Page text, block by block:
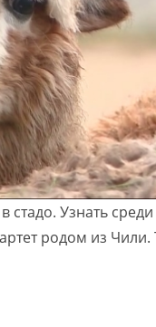
Узнать
родом из Чили.